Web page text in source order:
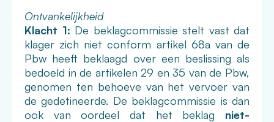
Ontvankelijkheid
Klacht 1: De beklagcommissie stelt vast dat
klager zich niet conform artikel 68a van de
Pbw heeft beklaagd over een beslissing als
bedoeld in de artikelen 29 en 35 van de Pbw,
genomen ten behoeve van het vervoer van
de gedetineerde. De beklagcommissie is dan
ook van oordeel dat het beklag niet-